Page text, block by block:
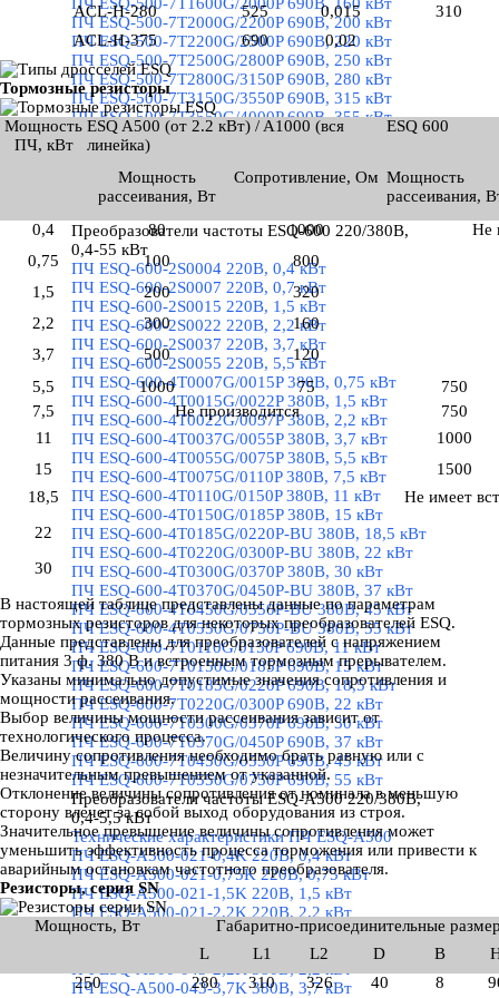
ПЧ ESQ-500-7T2000G/2200P 690В, 200 кВт
ПЧ ESQ-500-7T2200G/2500P 690В, 220 кВт
ПЧ ESQ-500-7T2500G/2800P 690В, 250 кВт
ПЧ ESQ-500-7T2800G/3150P 690В, 280 кВт
ПЧ ESQ-500-7T3150G/3550P 690В, 315 кВт
ПЧ ESQ-500-7T3550G/4000P 690В, 355 кВт
ПЧ ESQ-500-7T4000G/4500P 690В, 400 кВт
ПЧ ESQ-500-7T4500G/5000P 690В, 450 кВт
ПЧ ESQ-500-7T5000G/5600P 690В, 500 кВт
ПЧ ESQ-500-7T5600G/6300P 690В, 560 кВт
Преобразователи частоты ESQ-600 220/380В,
0,4-55 кВт
ПЧ ESQ-600-2S0004 220В, 0,4 кВт
ПЧ ESQ-600-2S0007 220В, 0,7 кВт
ПЧ ESQ-600-2S0015 220В, 1,5 кВт
ПЧ ESQ-600-2S0022 220В, 2,2 кВт
ПЧ ESQ-600-2S0037 220В, 3,7 кВт
ПЧ ESQ-600-2S0055 220В, 5,5 кВт
ПЧ ESQ-600-4T0007G/0015P 380В, 0,75 кВт
ПЧ ESQ-600-4T0015G/0022P 380В, 1,5 кВт
ПЧ ESQ-600-4T0022G/0037P 380В, 2,2 кВт
ПЧ ESQ-600-4T0037G/0055P 380В, 3,7 кВт
ПЧ ESQ-600-4T0055G/0075P 380В, 5,5 кВт
ПЧ ESQ-600-4T0075G/0110P 380В, 7,5 кВт
ПЧ ESQ-600-4T0110G/0150P 380В, 11 кВт
ПЧ ESQ-600-4T0150G/0185P 380В, 15 кВт
ПЧ ESQ-600-4T0185G/0220P-BU 380В, 18,5 кВт
ПЧ ESQ-600-4T0220G/0300P-BU 380В, 22 кВт
ПЧ ESQ-600-4T0300G/0370P 380В, 30 кВт
ПЧ ESQ-600-4T0370G/0450P-BU 380В, 37 кВт
ПЧ ESQ-600-4T0450G/0550P-BU 380В, 45 кВт
ПЧ ESQ-600-4T0550G/0750P-BU 380В, 55 кВт
ПЧ ESQ-600-7T0110G/0150P 690В, 11 кВт
ПЧ ESQ-600-7T0150G/0185P 690В, 15 кВт
ПЧ ESQ-600-7T0185G/0220P 690В, 18,5 кВт
ПЧ ESQ-600-7T0220G/0300P 690В, 22 кВт
ПЧ ESQ-600-7T0300G/0370P 690В, 30 кВт
ПЧ ESQ-600-7T0370G/0450P 690В, 37 кВт
ПЧ ESQ-600-7T0450G/0550P 690В, 45 кВт
ПЧ ESQ-600-7T0550G/0750P 690В, 55 кВт
Преобразователи частоты ESQ-A500 220/380В,
0,4-5,5 кВт▼
Технические характеристики ПЧ ESQ-A500
ПЧ ESQ-A500-021-0,4K 220В, 0,4 кВт
ПЧ ESQ-A500-021-0,75K 220В, 0,75 кВт
ПЧ ESQ-A500-021-1,5K 220В, 1,5 кВт
ПЧ ESQ-A500-021-2,2K 220В, 2,2 кВт
ПЧ ESQ-A500-043-0,75K 380В, 0,75 кВт
ПЧ ESQ-A500-043-1,5K 380В, 1,5 кВт
ПЧ ESQ-A500-043-3,7K 380В, 3,7 кВт
ACL-Н-280
525 0,015
310
ACL-Н-375
690 0,02
Тормозные резисторы
Мощность
ПЧ, кВт
ESQ A500 (от 2.2 кВт) / A1000 (вся
линейка)
ESQ 600
Мощность
рассеивания, Вт
Сопротивление, Ом Мощность
рассеивания,
0,4
80 1000
Не
0,75
100
800
1,5
200
320
2,2
300
160
3,7
500
120
5,5
1000 75
750
7,5
Не производится
750
11
1000
15
1500
18,5
Не имеет
22
30
В настоящей таблице представлены данные по параметрам
тормозных резисторов для некоторых преобразователей ESQ.
Данные представлены для преобразователей с напряжением
питания 3 ф. 380 В и встроенным тормозным прерывателем.
Указаны минимально допустимые значения сопротивления и
мощности рассеивания.
Выбор величины мощности рассеивания зависит от
технологического процесса.
Величину сопротивления необходимо брать равную или с
незначительным превышением от указанной.
Отклонение величины сопротивления от номинала в меньшую
сторону влечет за собой выход оборудования из строя.
Значительное превышение величины сопротивления может
уменьшить эффективность процесса торможения или привести к
аварийным остановкам частотного преобразователя.
Резисторы, серия SN
Мощность, Вт
Габаритно-присоединительные
L
L1 L2 D B
250
280 310 326 40 8